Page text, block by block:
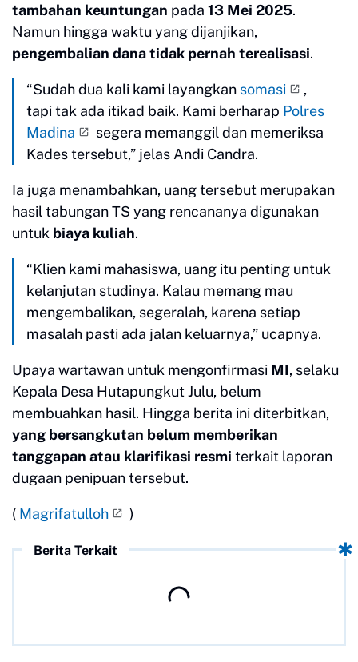
tambahan keuntungan pada 13 Mei 2025.
Namun hingga waktu yang dijanjikan,
pengembalian dana tidak pernah terealisasi.
“Sudah dua kali kami layangkan somasi
,
tapi tak ada itikad baik. Kami berharap Polres
Madina
segera memanggil dan memeriksa
Kades tersebut,” jelas Andi Candra.
Ia juga menambahkan, uang tersebut merupakan
hasil tabungan TS yang rencananya digunakan
untuk biaya kuliah.
“Klien kami mahasiswa, uang itu penting untuk
kelanjutan studinya. Kalau memang mau
mengembalikan, segeralah, karena setiap
masalah pasti ada jalan keluarnya,” ucapnya.
Upaya wartawan untuk mengonfirmasi MI, selaku
Kepala Desa Hutapungkut Julu, belum
membuahkan hasil. Hingga berita ini diterbitkan,
yang bersangkutan belum memberikan
tanggapan atau klarifikasi resmi terkait laporan
dugaan penipuan tersebut.
( Magrifatulloh )
Berita Terkait